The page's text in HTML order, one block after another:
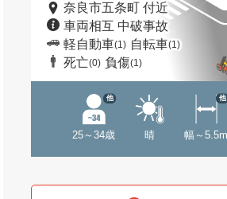
奈良市五条町 付近
車両相互 中破事故
軽自動車(1) 自転車(1)
死亡(0) 負傷(1)
25～34歳
他
晴 幅～5.5m
他